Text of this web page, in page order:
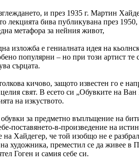
и през 1935 г. Мартин
лекцията бива публикувана през
метафора за нейния живот,
изложба е гениалната идея на
популярни – но при този артист
сърцата.
кичово, защото известен го е
свят. В есето си „Обувките на
на изкуството.
за предметно въплъщение на
поставянето-в-произведение на
на Хайдегер, че той изобщо не е
на художника, преместил се да живее
Гоген и самия себе си.